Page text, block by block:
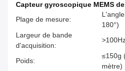
Capteur gyroscopique MEMS
Plage de mesure:
180°)
Largeur de bande
d'acquisition:
Poids:
≤150g
mètre)